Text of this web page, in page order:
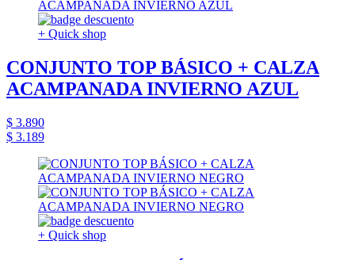
+ Quick shop
CONJUNTO TOP BÁSICO + CALZA
ACAMPANADA INVIERNO AZUL
$ 3.890
$ 3.189
+ Quick shop